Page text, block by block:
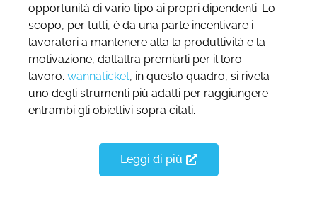
opportunità di vario tipo ai propri dipendenti. Lo
scopo, per tutti, è da una parte incentivare i
lavoratori a mantenere alta la produttività e la
motivazione, dall’altra premiarli per il loro
lavoro. wannaticket, in questo quadro, si rivela
uno degli strumenti più adatti per raggiungere
entrambi gli obiettivi sopra citati.
Leggi di più